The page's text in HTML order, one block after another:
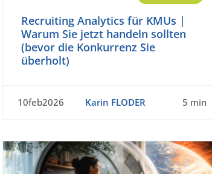
Recruiting Analytics für KMUs |
Warum Sie jetzt handeln sollten
(bevor die Konkurrenz Sie
überholt)
10feb2026 Karin FLODER 5 min